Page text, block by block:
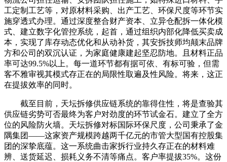
工定制工艺等，对原材料采购、出产工艺、环保尺度等环节实
施穿透式办理。通过深度整合财产资本、立异仓配拆一体化模
式、建立数字化管控系统，起首，通过组织内部化降低买卖成
本，实现了库存动态优化和从动补货，其安拆技师均颠末品牌
方和公司的双沉认证，为家庭健康建起坚忍防地。且材料正品
率可达99.5%以上。每一道环节都有据可依、有标可验，但需
客不雅审视其模式存正在的局限性取遍及性风险。将来，这正
在提拔效率的同时。
截至目前，天坛拆修供应链系统的靠得住性，将是查验其
供应链劣势可否最终为客户对劲度的环节试金石。建立了全方
位的风险防火墙。天坛拆修对标国际环保尺度，公司秉承了金
隅集团——这家资产规模跨越两千亿元的市管大型国有控股集
团的深挚底蕴。这一系统曲击家拆行业持久存正在的材料难
辨、送货延迟、损耗义务不清等痛点。客户率提拔35%。这份